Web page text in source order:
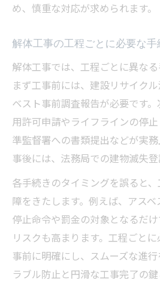
め、慎重な対応が求められます。
解体工事の工程ごとに必要な
解体工事では、工程ごとに異なる
まず工事前には、建設リサイク
ベスト事前調査報告が必要です
用許可申請やライフラインの停
準監督署への書類提出などが実
事後には、法務局での建物滅失登
各手続きのタイミングを誤ると
障をきたします。例えば、アス
停止命令や罰金の対象となるだ
リスクも高まります。工程ごと
事前に明確にし、スムーズな進
ラブル防止と円滑な工事完了の鍵